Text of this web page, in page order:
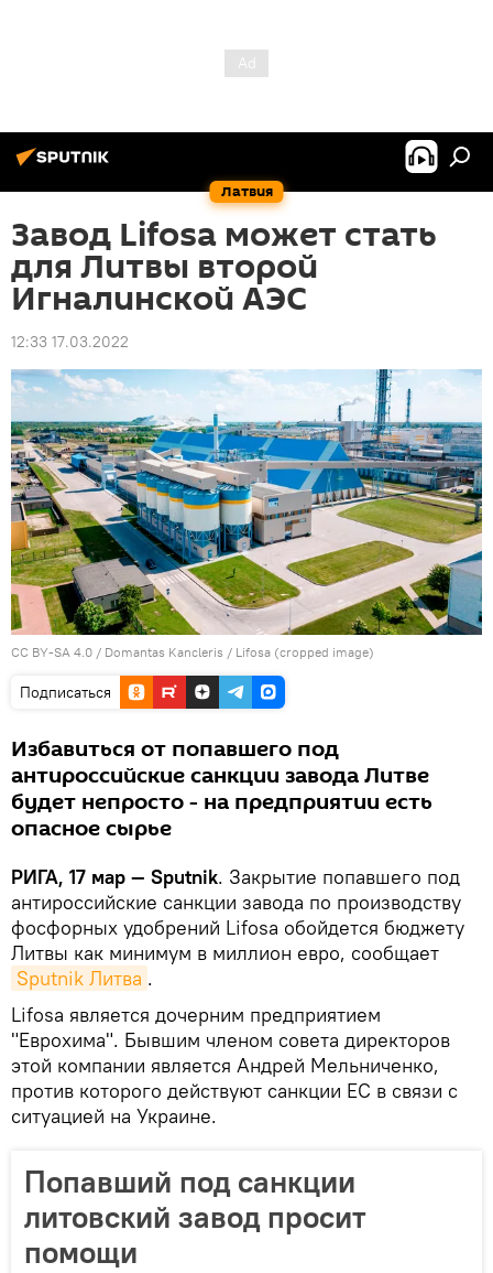
Латвия
Завод Lifosa может стать
для Литвы второй
Игналинской АЭС
12:33 17.03.2022
CC BY-SA 4.0 / Domantas Kancleris / Lifosa (cropped image)
Подписаться
Избавиться от попавшего под
антироссийские санкции завода Литве
будет непросто - на предприятии есть
опасное сырье
РИГА, 17 мар — Sputnik. Закрытие попавшего под
антироссийские санкции завода по производству
фосфорных удобрений Lifosa обойдется бюджету
Литвы как минимум в миллион евро, сообщает
Sputnik Литва .
Lifosa является дочерним предприятием
"Еврохима". Бывшим членом совета директоров
этой компании является Андрей Мельниченко,
против которого действуют санкции ЕС в связи с
ситуацией на Украине.
Попавший под санкции
литовский завод просит
помощи